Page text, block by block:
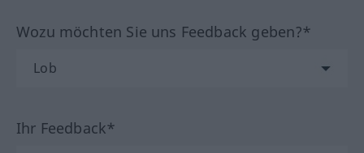
Wozu möchten Sie uns Feedback geben?*
Ihr Feedback*